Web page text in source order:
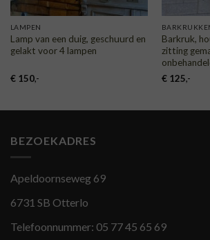
LAMPEN
Lamp van een duig, geschuurd en
gelakt voor 4 lampen
€150,-
Barkruk,
zitting
€125,-
BEZOEKADRES
Apeldoornseweg 69
6731 SB Otterlo
Telefoonnummer: 05 77 45 65 69